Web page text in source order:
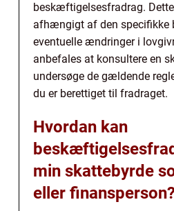
beskæftigelsesfradrag.
afhængigt af den specifikke
eventuelle ændringer i
anbefales at konsultere en
undersøge de gældende
du er berettiget til fradraget.
Hvordan kan
min skattebyrde
eller finansperson?